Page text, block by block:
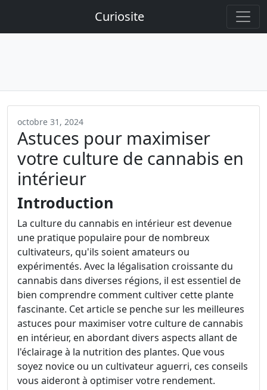
Curiosite
octobre 31, 2024
Astuces pour maximiser
votre culture de cannabis en
intérieur
Introduction
La culture du cannabis en intérieur est devenue
une pratique populaire pour de nombreux
cultivateurs, qu'ils soient amateurs ou
expérimentés. Avec la légalisation croissante du
cannabis dans diverses régions, il est essentiel de
bien comprendre comment cultiver cette plante
fascinante. Cet article se penche sur les meilleures
astuces pour maximiser votre culture de cannabis
en intérieur, en abordant divers aspects allant de
l'éclairage à la nutrition des plantes. Que vous
soyez novice ou un cultivateur aguerri, ces conseils
vous aideront à optimiser votre rendement.